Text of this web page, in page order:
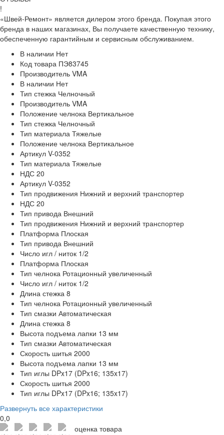
!
«Швей-Ремонт» является дилером этого бренда. Покупая этого
бренда в наших магазинах, Вы получаете качественную технику,
обеспеченную гарантийным и сервисным обслуживанием.
В наличии Нет
Код товара ПЭ83745
Производитель VMA
В наличии Нет
Тип стежка Челночный
Производитель VMA
Положение челнока Вертикальное
Тип стежка Челночный
Тип материала Тяжелые
Положение челнока Вертикальное
Артикул V-0352
Тип материала Тяжелые
НДС 20
Артикул V-0352
Тип продвижения Нижний и верхний транспортер
НДС 20
Тип привода Внешний
Тип продвижения Нижний и верхний транспортер
Платформа Плоская
Тип привода Внешний
Число игл / ниток 1/2
Платформа Плоская
Тип челнока Ротационный увеличенный
Число игл / ниток 1/2
Длина стежка 8
Тип челнока Ротационный увеличенный
Тип смазки Автоматическая
Длина стежка 8
Высота подъема лапки 13 мм
Тип смазки Автоматическая
Скорость шитья 2000
Высота подъема лапки 13 мм
Тип иглы DPx17 (DPx16; 135x17)
Скорость шитья 2000
Тип иглы DPx17 (DPx16; 135x17)
Развернуть все характеристики
0,0
оценка товара